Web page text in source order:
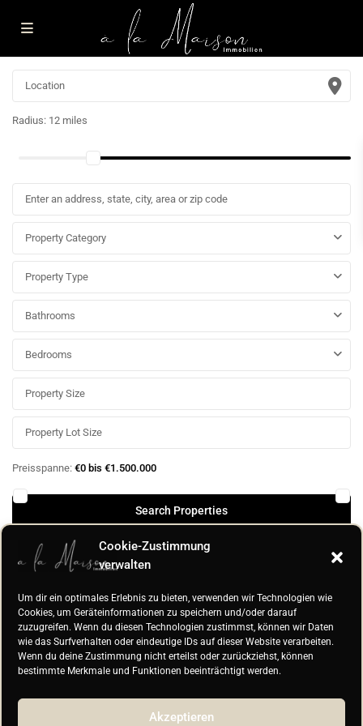
Cookie-Zustimmung
verwalten
Um dir ein optimales Erlebnis zu bieten, verwenden wir Technologien wie
Cookies, um Geräteinformationen zu speichern und/oder darauf
zuzugreifen. Wenn du diesen Technologien zustimmst, können wir Daten
wie das Surfverhalten oder eindeutige IDs auf dieser Website verarbeiten.
Wenn du deine Zustimmung nicht erteilst oder zurückziehst, können
bestimmte Merkmale und Funktionen beeinträchtigt werden.
Akzeptieren
Radius: 12 miles
Property Category
Property Type
Bathrooms
Bedrooms
Preisspanne: €0 bis €1.500.000
More Search Options
Default
Properties listed in